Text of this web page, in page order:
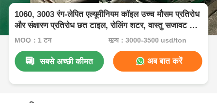
1060, 3003 रंग-लेपित एल्यूमीनियम कॉइल उच्च मौसम प्रतिरोध
और संक्षारण प्रतिरोध छत टाइल, रोलिंग शटर, वास्तु सजावट के
लिए
MOQ：1 टन मूल्य：3000-3500 usd/ton
सबसे अच्छी कीमत अब बात करें